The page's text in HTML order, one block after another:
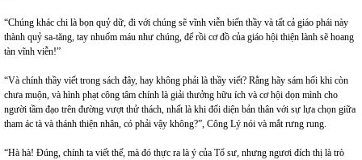
“Chúng khác chi là bọn quỷ dữ, đi với chúng sẽ vĩnh viễn biến thầy và tất cả giáo phái này
thành quỷ sa-tăng, tay nhuốm máu như chúng, để rồi cơ đồ của giáo hội thiện lành sẽ hoang
tàn vĩnh viễn!”
“Và chính thầy viết trong sách đây, hay không phải là thầy viết? Rằng hãy sám hối khi còn
chưa muộn, và hình phạt công tâm chính là giải thưởng hữu ích và cơ hội dọn mình cho
người tầm đạo trên đường vượt thử thách, nhất là khi đối diện bản thân với sự lựa chọn giữa
tham ác tà và thánh thiện nhân, có phải vậy không?”, Công Lý nói và mắt rưng rung.
“Hà hà! Đúng, chính ta viết thế, mà đó thực ra là ý của Tổ sư, nhưng ngươi đích thị là trò